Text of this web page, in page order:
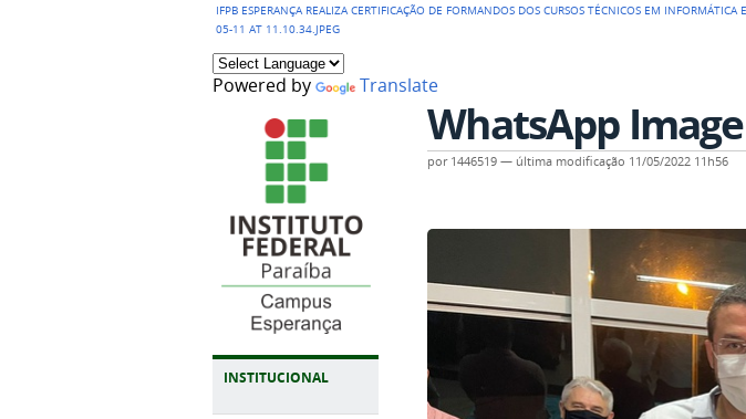
IFPB ESPERANÇA REALIZA CERTIFICAÇÃO DE FORMANDOS DOS CURSOS TÉCNICOS EM
05-11 AT 11.10.34.JPEG
Powered by Translate
INSTITUCIONAL
WhatsApp
por 1446519 — última modificação 11/05/2022 11h56